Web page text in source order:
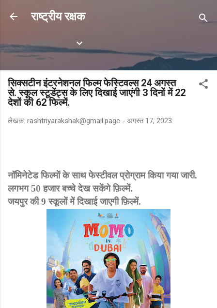
सीधे मुख्य सामग्री पर जाएं
राष्ट्रीय रक्षक
Labels
सिक्सटीन इंटरनेशनल फिल्म फेस्टिवल्स 24 अगस्त
से. स्कूल स्टूडेंट्स के लिए दिखाई जाएंगी 3 दिनों में 22
देशों की 62 फिल्में.
लेखक: rashtriyarakshak@gmail.page - अगस्त 17, 2023
नॉमिनेटेड फिल्मों के साथ फेस्टीवल प्रोग्राम किया गया जारी.
लगभग 50 हजार बच्चे देख सकेंगे फ़िल्में.
जयपुर की 9 स्कूलों में दिखाई जाएगी फ़िल्में.